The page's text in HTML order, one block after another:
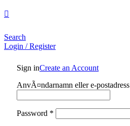
Search
Login / Register
Sign inCreate an Account
AnvÃ¤ndarnamn eller e-postadress
Password *